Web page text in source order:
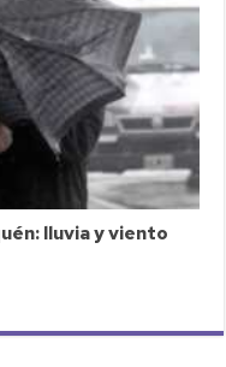
lluvia y viento